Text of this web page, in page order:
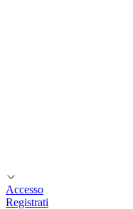
Accesso
Registrati